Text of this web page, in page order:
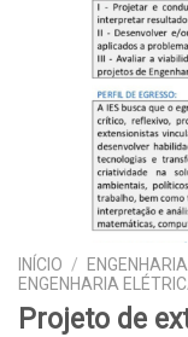
INÍCIO /
ENGENHARIA
Projeto de